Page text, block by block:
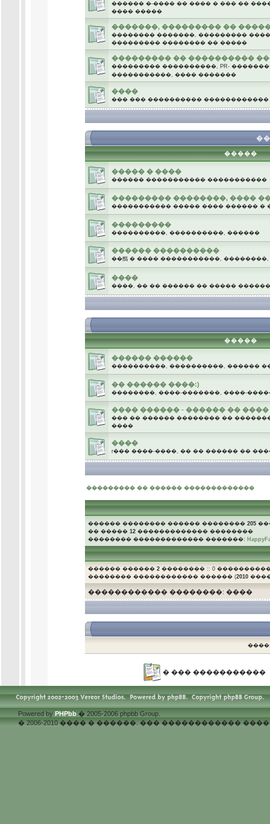
������ �-���� �� ���� � ��� ��
���� �����
�������, ��������� ��
�������� �������, ���������
��������� �������� �� �����
��������� �� ����������
��������� ����������, PR- �������
�����������, ���� �������
����
��� ��� ����������
�����
����� � ����
������ ����������� �����������
��������� ��������, ����
����������� ����� ���� ������ �
���������
����������, ����������, ������
������ ����������
��䳿 � ���� �����������,
����
����, �� �� ������ �� ����� ������
�����
������ ������
����������, ����������, ������
�� ������ ����:)
��������, ����-�������, ����-
���� ������ - ������ �� ����
��� �� ������ �������� ��
����
����
г��� ����-����, �� �� ������ ��
��������� �� ������ �������������
������ �������� ������ �������� 205
�� ����� 12 ������������� ��������
�������� ������������� �������:
������ ������ 2 �������� :: 0
�������� ������������ ������ (2010
������������ ��������: ����
� ��� �����������
Powered by PHPbb � 2005-2006 phpbb Group.
� 2006-2010 ���� � ������. ��� ������������